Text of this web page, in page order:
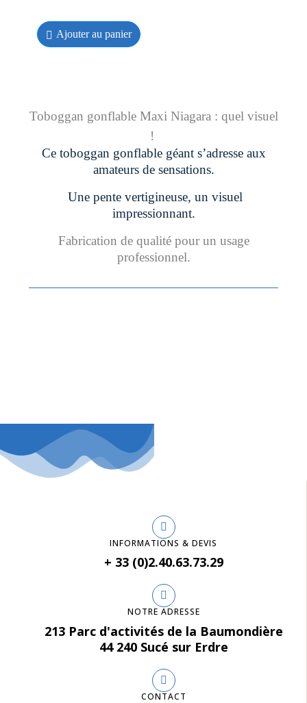
Ajouter au panier
Toboggan gonflable Maxi Niagara : quel visuel
!
Ce toboggan gonflable géant s’adresse aux
amateurs de sensations.
Une pente vertigineuse, un visuel
impressionnant.
Fabrication de qualité pour un usage
professionnel.
INFORMATIONS & DEVIS
+ 33 (0)2.40.63.73.29
NOTRE ADRESSE
213 Parc d'activités de la Baumondière
44 240 Sucé sur Erdre
CONTACT